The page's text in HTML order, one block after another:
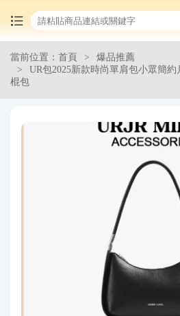
首頁
當前位置：首頁
爆品推薦
UR包2025新款時尚單肩包小眾簡
棍包